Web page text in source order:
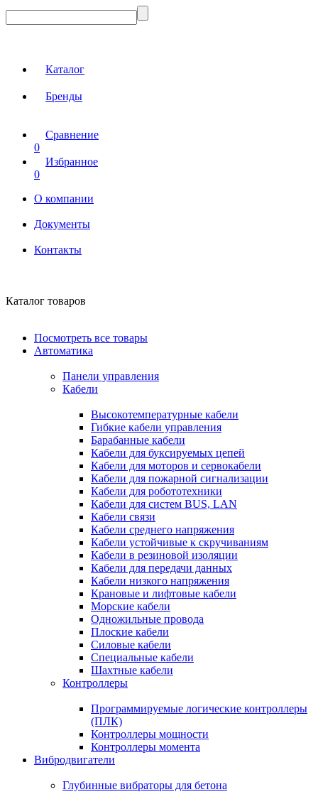
Каталог
Бренды
Сравнение
0
Избранное
0
О компании
Документы
Контакты
Каталог товаров
Посмотреть все товары
Автоматика
Панели управления
Кабели
Высокотемпературные кабели
Гибкие кабели управления
Барабанные кабели
Кабели для буксируемых цепей
Кабели для моторов и сервокабели
Кабели для пожарной сигнализации
Кабели для робототехники
Кабели для систем BUS, LAN
Кабели связи
Кабели среднего напряжения
Кабели устойчивые к скручиваниям
Кабели в резиновой изоляции
Кабели для передачи данных
Кабели низкого напряжения
Крановые и лифтовые кабели
Морские кабели
Одножильные провода
Плоские кабели
Силовые кабели
Специальные кабели
Шахтные кабели
Контроллеры
Программируемые логические контроллеры
(ПЛК)
Контроллеры мощности
Контроллеры момента
Вибродвигатели
Глубинные вибраторы для бетона